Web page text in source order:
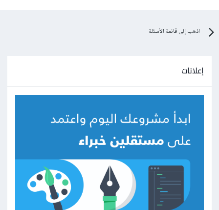
اذهب إلى قائمة الأسئلة
إعلانات